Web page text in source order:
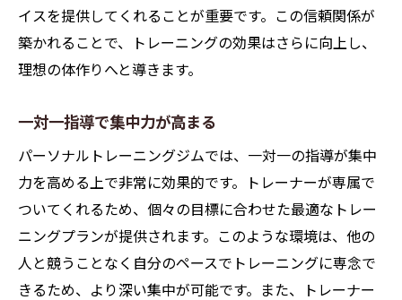
イスを提供してくれることが重要です。この信頼関係が
築かれることで、トレーニングの効果はさらに向上し、
理想の体作りへと導きます。
一対一指導で集中力が高まる
パーソナルトレーニングジムでは、一対一の指導が集中
力を高める上で非常に効果的です。トレーナーが専属で
ついてくれるため、個々の目標に合わせた最適なトレー
ニングプランが提供されます。このような環境は、他の
人と競うことなく自分のペースでトレーニングに専念で
きるため、より深い集中が可能です。また、トレーナー